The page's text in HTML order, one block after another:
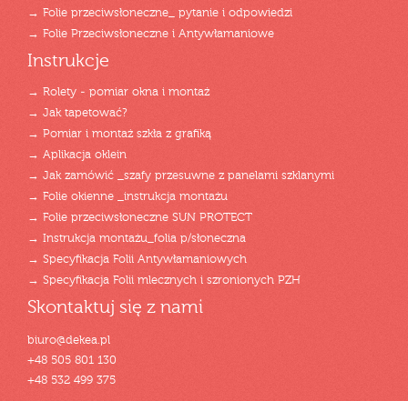
→ Folie przeciwsłoneczne_ pytanie i odpowiedzi
→ Folie Przeciwsłoneczne i Antywłamaniowe
Instrukcje
→ Rolety - pomiar okna i montaż
→ Jak tapetować?
→ Pomiar i montaż szkła z grafiką
→ Aplikacja oklein
→ Jak zamówić _szafy przesuwne z panelami szklanymi
→ Folie okienne _instrukcja montażu
→ Folie przeciwsłoneczne SUN PROTECT
→ Instrukcja montażu_folia p/słoneczna
→ Specyfikacja Folii Antywłamaniowych
→ Specyfikacja Folii mlecznych i szronionych PZH
Skontaktuj się z nami
biuro@dekea.pl
+48 505 801 130
+48 532 499 375